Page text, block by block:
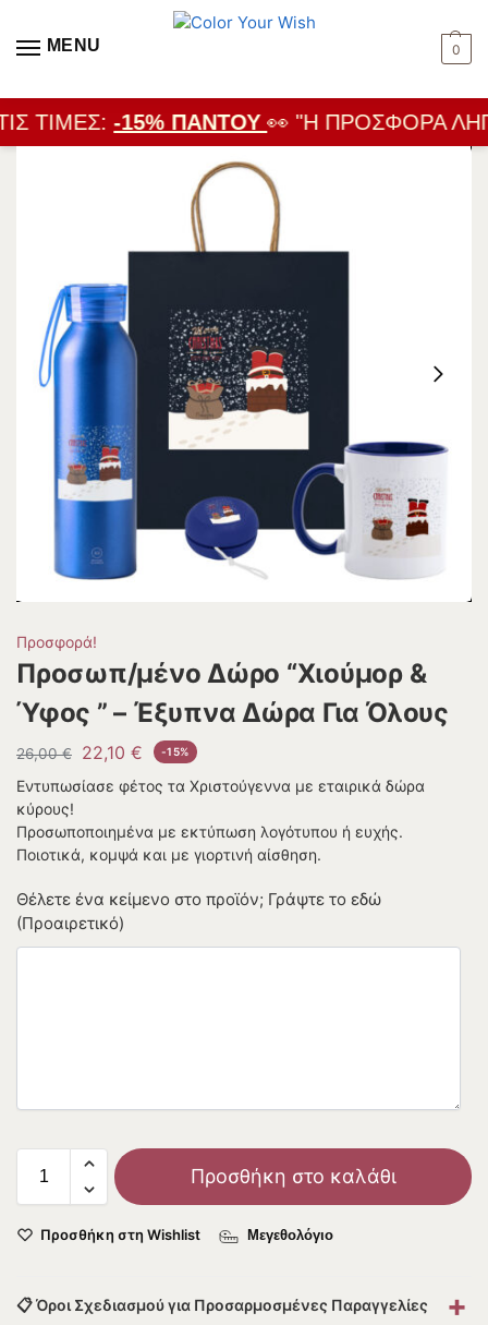
MENU 0
ΤΙΜΈΣ:-15% ΠΑΝΤΟΎ👀 "Η ΠΡΟΣΦΟΡΆ
Προσφορά!
Προσωπ/μένο Δώρο “Χιούμορ &
Ύφος ” – Έξυπνα Δώρα Για Όλους
26,00€ 22,10 € -15%
Εντυπωσίασε φέτος τα Χριστούγεννα με εταιρικά δώρα
κύρους!
Προσωποποιημένα με εκτύπωση λογότυπου ή ευχής.
Ποιοτικά, κομψά και με γιορτινή αίσθηση.
Θέλετε ένα κείμενο στο προϊόν; Γράψτε το εδώ
(Προαιρετικό)
Προσθήκη στο καλάθι
Προσθήκη στη Wishlist Μεγεθολόγιο
📋 Όροι Σχεδιασμού για Προσαρμοσμένες Παραγγελίες +